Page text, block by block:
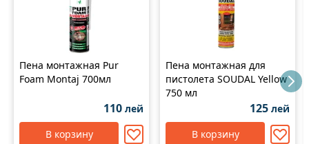
надежно и предсказуемо хорошо работать с плитами
стандартных строительных размеров. Расширение
клея-пены и первичной прочности составляет 5
Такое время схватывания и сверхнизкий
коэффициент расширения очень комфортны для
монтажника. Это позволяет монтировать и
одновременно выравнивать плиты по плоскости
(например утеплителя или ГКЛ) и больше не
возвращаться на смонтированные участки для
Пена монтажная Pur
Foam Montaj 700мл
110 лей
В корзину
Пена монтажная для
пистолета SOUDAL Yellow
750 мл
125 лей
В корзину